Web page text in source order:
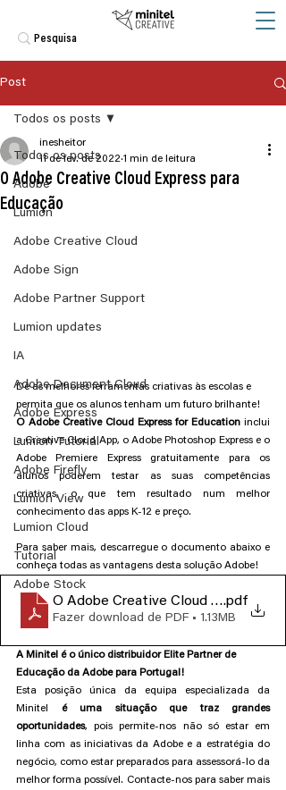
Post
Todos os posts
Adobe
Lumion
Adobe Creative Cloud
Adobe Sign
Adobe Partner Support
Lumion updates
IA
Adobe Document Cloud
Adobe Express
Lumion Tutorial
Adobe Firefly
Lumion View
Lumion Cloud
Tutorial
Adobe Stock
Todos os posts
O Adobe Creative Cloud Express para
Educação
inesheitor
11 de fev. de 2022 1 min de leitura
Dê as melhores ferramentas criativas às escolas e
permita que os alunos tenham um futuro brilhante!
O Adobe Creative Cloud Express for Education inclui
a Creative Cloud App, o Adobe Photoshop Express e o
Adobe Premiere Express gratuitamente para os
alunos poderem testar as suas competências
criativas, o que tem resultado num melhor
conhecimento das apps K-12 e preço.
Para saber mais, descarregue o documento abaixo e
conheça todas as vantagens desta solução Adobe!
O Adobe Creative Cloud Express
.pdf
Fazer download de PDF • 1.13MB
A Minitel é o único distribuidor Elite Partner de
Educação da Adobe para Portugal!
Esta posição única da equipa especializada da
Minitel é uma situação que traz grandes
oportunidades, pois permite-nos não só estar em
linha com as iniciativas da Adobe e a estratégia do
negócio, como estar preparados para assessorá-lo da
melhor forma possível. Contacte-nos para saber mais